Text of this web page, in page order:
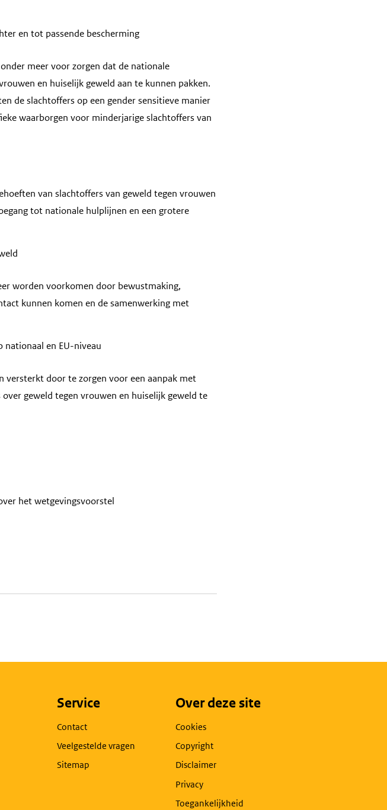
en tot passende bescherming
meer voor zorgen dat de nationale
en huiselijk geweld aan te kunnen pakken.
de slachtoffers op een gender sensitieve manier
waarborgen voor minderjarige slachtoffers van
van slachtoffers van geweld tegen vrouwen
tot nationale hulplijnen en een grotere
worden voorkomen door bewustmaking,
kunnen komen en de samenwerking met
nationaal en EU-niveau
versterkt door te zorgen voor een aanpak met
geweld tegen vrouwen en huiselijk geweld te
het wetgevingsvoorstel
Service
Contact
Veelgestelde vragen
Sitemap
Over deze site
Cookies
Copyright
Disclaimer
Privacy
Toegankelijkheid